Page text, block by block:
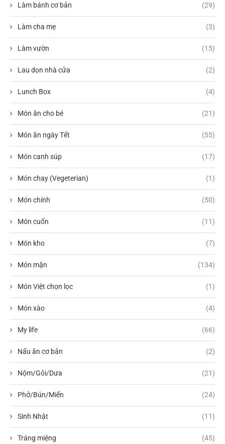
Làm bánh cơ bản (29)
Làm cha mẹ (3)
Làm vườn (15)
Lau dọn nhà cửa (2)
Lunch Box (4)
Món ăn cho bé (21)
Món ăn ngày Tết (55)
Món canh súp (17)
Món chay (Vegeterian) (1)
Món chính (50)
Món cuốn (11)
Món kho (7)
Món mặn (134)
Món Việt chọn lọc (1)
Món xào (4)
My life (66)
Nấu ăn cơ bản (2)
Nộm/Gỏi/Dưa (21)
Phở/Bún/Miến (24)
Sinh Nhật (11)
Tráng miệng (45)